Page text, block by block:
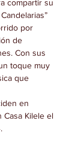
compartir su
por
de
Con sus
toque muy
que
en
Kilele el